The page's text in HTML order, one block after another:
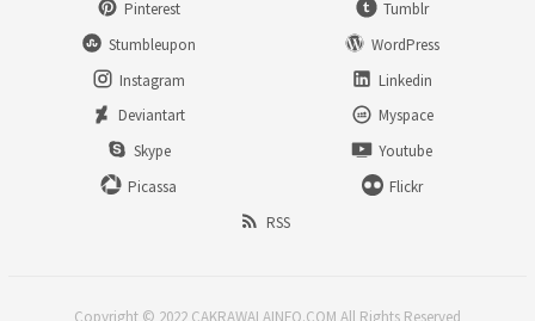
Pinterest
Tumblr
Stumbleupon
WordPress
Instagram
Linkedin
Deviantart
Myspace
Skype
Youtube
Picassa
Flickr
RSS